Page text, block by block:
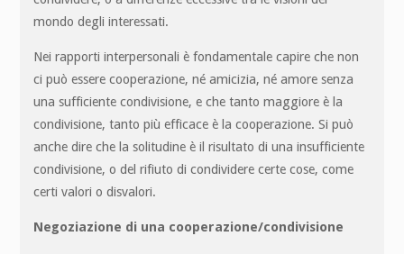
mondo degli interessati.
Nei rapporti interpersonali è fondamentale capire che non
ci può essere cooperazione, né amicizia, né amore senza
una sufficiente condivisione, e che tanto maggiore è la
condivisione, tanto più efficace è la cooperazione. Si può
anche dire che la solitudine è il risultato di una insufficiente
condivisione, o del rifiuto di condividere certe cose, come
certi valori o disvalori.
Negoziazione di una cooperazione/condivisione